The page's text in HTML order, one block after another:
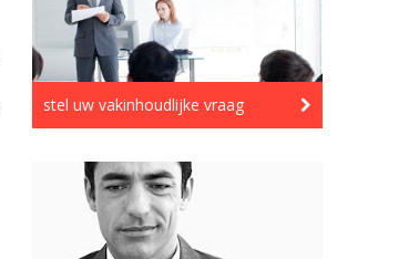
stel uw vakinhoudlijke vraag